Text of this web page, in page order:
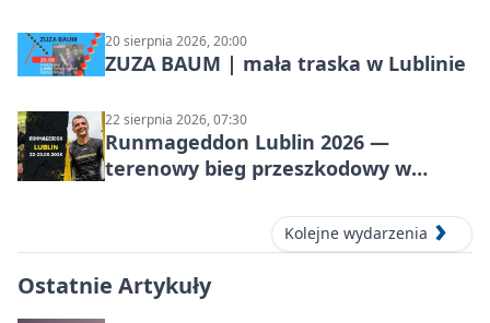
20 sierpnia 2026, 20:00
ZUZA BAUM | mała traska w Lublinie
22 sierpnia 2026, 07:30
Runmageddon Lublin 2026 —
terenowy bieg przeszkodowy w
Kolejne wydarzenia
Ostatnie Artykuły